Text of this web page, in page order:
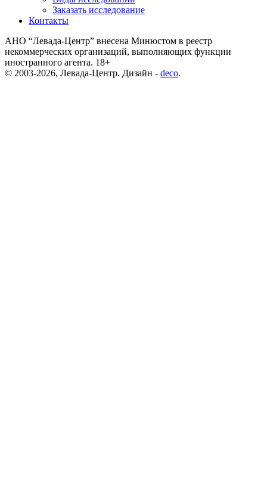
Заказать исследование
Контакты
АНО “Левада-Центр” внесена Минюстом в реестр
некоммерческих организаций, выполняющих функции
иностранного агента. 18+
© 2003-2026, Левада-Центр. Дизайн - deco.